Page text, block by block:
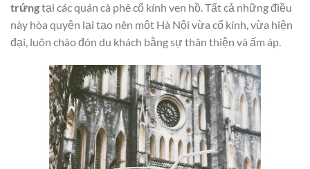
trứngtại các quán cà phê cổ kính ven hồ. Tất cả những điều
này hòa quyện lại tạo nên một Hà Nội vừa cổ kính, vừa hiện
đại, luôn chào đón du khách bằng sự thân thiện và ấm áp.